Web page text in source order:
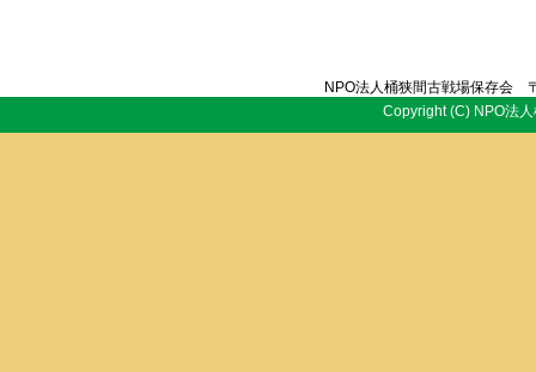
NPO法人桶狭間古戦場保存
Copyright (C) NPO法